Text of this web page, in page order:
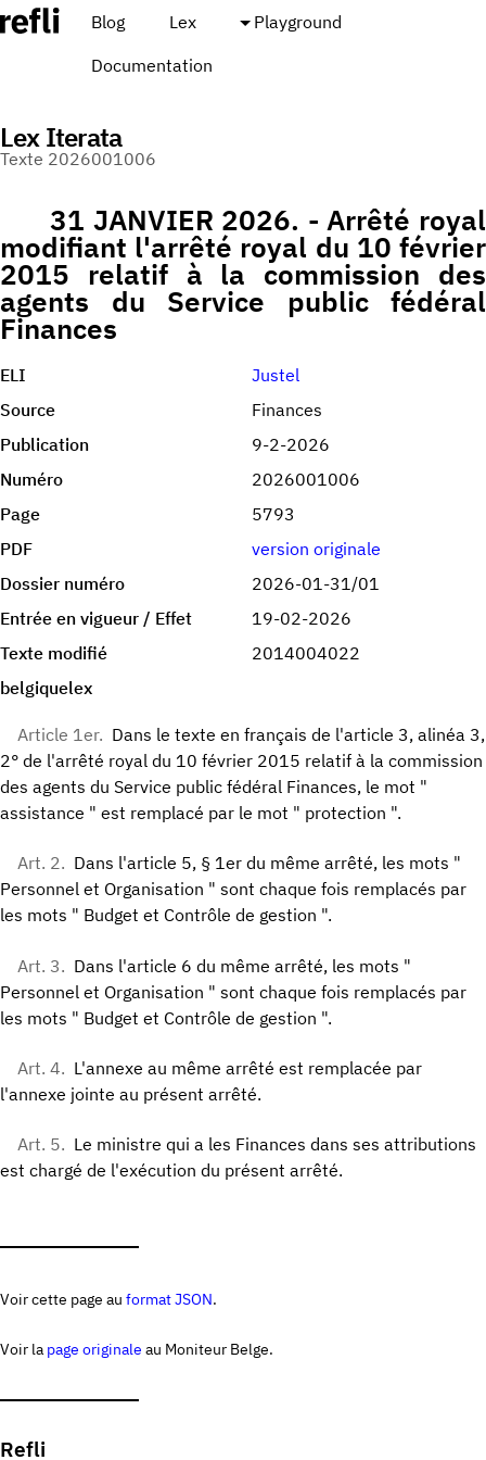
Blog Lex
Playground
Documentation
Lex Iterata
Texte 2026001006
31 JANVIER 2026. - Arrêté royal
modifiant l'arrêté royal du 10 février
2015 relatif à la commission des
agents du Service public fédéral
Finances
ELI
Justel
Source
Finances
Publication
9-2-2026
Numéro
2026001006
Page
5793
PDF
version originale
Dossier numéro
2026-01-31/01
Entrée en vigueur / Effet
19-02-2026
Texte modifié
2014004022
belgiquelex
Article 1er. Dans le texte en français de l'article 3, alinéa 3,
2° de l'arrêté royal du 10 février 2015 relatif à la commission
des agents du Service public fédéral Finances, le mot "
assistance " est remplacé par le mot " protection ".
Art. 2. Dans l'article 5, § 1er du même arrêté, les mots "
Personnel et Organisation " sont chaque fois remplacés par
les mots " Budget et Contrôle de gestion ".
Art. 3. Dans l'article 6 du même arrêté, les mots "
Personnel et Organisation " sont chaque fois remplacés par
les mots " Budget et Contrôle de gestion ".
Art. 4. L'annexe au même arrêté est remplacée par
l'annexe jointe au présent arrêté.
Art. 5. Le ministre qui a les Finances dans ses attributions
est chargé de l'exécution du présent arrêté.
Voir cette page au format JSON.
Voir la page originale au Moniteur Belge.
Refli